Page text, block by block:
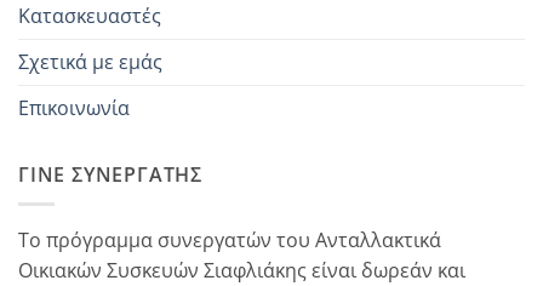
Κατασκευαστές
Σχετικά με εμάς
Επικοινωνία
ΓΊΝΕ ΣΥΝΕΡΓΆΤΗΣ
Το πρόγραμμα συνεργατών του Ανταλλακτικά
Οικιακών Συσκευών Σιαφλιάκης είναι δωρεάν και